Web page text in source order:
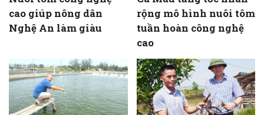
cao giúp nông dân
Nghệ An làm giàu
rộng mô hình nuôi tôm
tuần hoàn công nghệ
cao